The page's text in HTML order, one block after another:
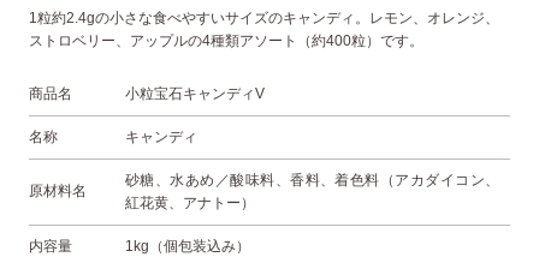
1粒約2.4gの小さな食べやすいサイズのキャンディ。レモン、オレンジ、
ストロベリー、アップルの4種類アソート（約400粒）です。
商品名 小粒宝石キャンディV
名称 キャンディ
原材料名
砂糖、水あめ／酸味料、香料、着色料（アカダイコン、
紅花黄、アナトー）
内容量 1kg（個包装込み）